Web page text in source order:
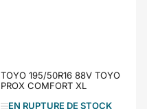
TOYO 195/50R16 88V TOYO
PROX COMFORT XL
EN RUPTURE DE STOCK